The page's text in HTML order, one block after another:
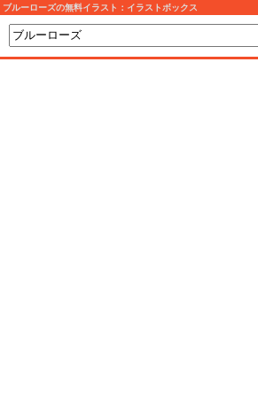
ブルーローズの無料イラスト：イラストボックス